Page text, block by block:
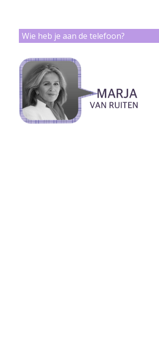
Wie heb je aan de telefoon?